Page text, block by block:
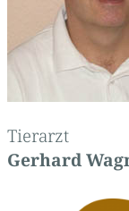
Tierarzt
Gerhard